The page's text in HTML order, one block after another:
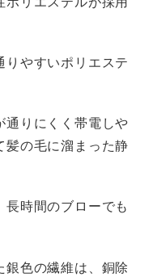
やすいポリエステ
りにくく帯電しや
の毛に溜まった静
時間のブローでも
色の繊維は、銅除